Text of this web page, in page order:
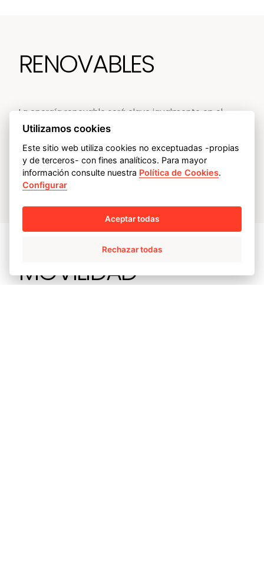
RENOVABLES
La energía renovable será clave igualmente en el
proceso de descarbonización, facilitando además
cierta autonomía energética por lo que uno de los
objetivos de Ampo es incrementar gradualmente su
capacidad interna de generación eléctrica.
MOVILIDAD
SOSTENIBLE
Utilizamos cookies
Este sitio web utiliza cookies no exceptuadas -propias
y de terceros- con fines analíticos. Para mayor
información consulte nuestra Política de Cookies.
Configurar
Aceptar todas
Rechazar todas